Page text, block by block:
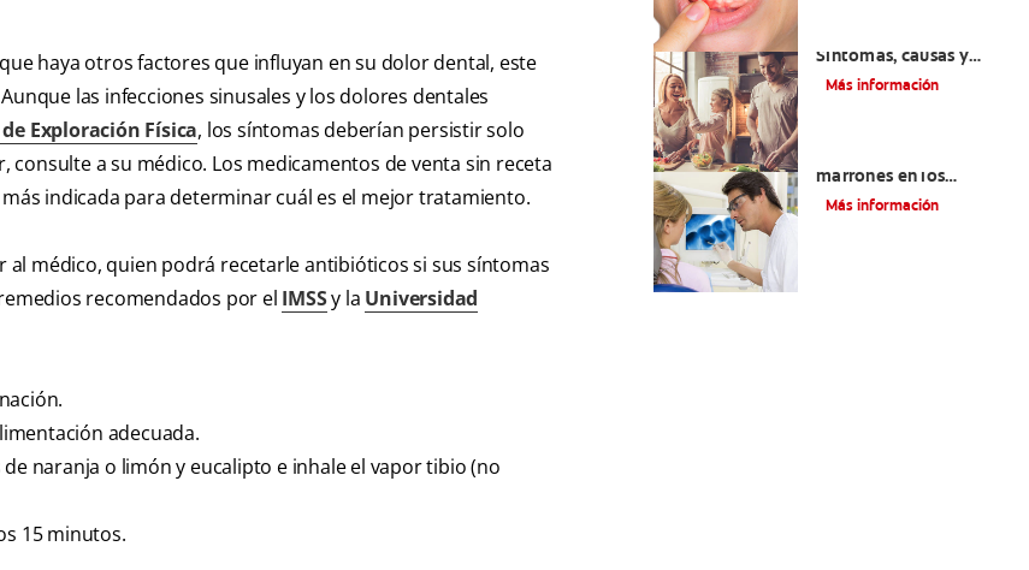
haya otros factores que influyan en su dolor dental, este
las infecciones sinusales y los dolores dentales
Exploración Física, los síntomas deberían persistir solo
a su médico. Los medicamentos de venta sin receta
indicada para determinar cuál es el mejor tratamiento.
médico, quien podrá recetarle antibióticos si sus síntomas
recomendados por el IMSSy la Universidad
adecuada.
naranja o limón y eucalipto e inhale el vapor tibio (no
15 minutos.
Síntomas, causas y
tratamiento
Más información
marrones en los
dientes
Más información